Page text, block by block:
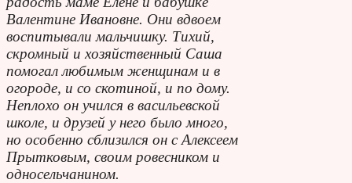
Валентине Ивановне. Они вдвоем
воспитывали мальчишку. Тихий,
скромный и хозяйственный Саша
помогал любимым женщинам и в
огороде, и со скотиной, и по дому.
Неплохо он учился в васильевской
школе, и друзей у него было много,
но особенно сблизился он с Алексеем
Прытковым, своим ровесником и
односельчанином.